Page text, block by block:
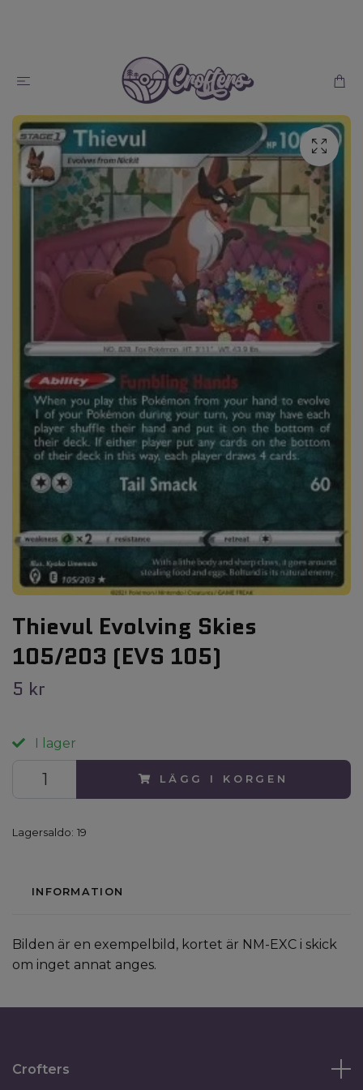
Thievul Evolving Skies
105/203 (EVS 105)
5 kr
I lager
LÄGG I KORGEN
Lagersaldo: 19
INFORMATION
Bilden är en exempelbild, kortet är NM-EXC i skick
om inget annat anges.
Crofters